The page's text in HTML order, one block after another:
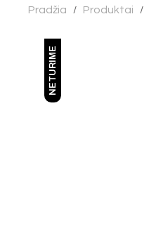
Pradžia / Produktai /
NETURIME